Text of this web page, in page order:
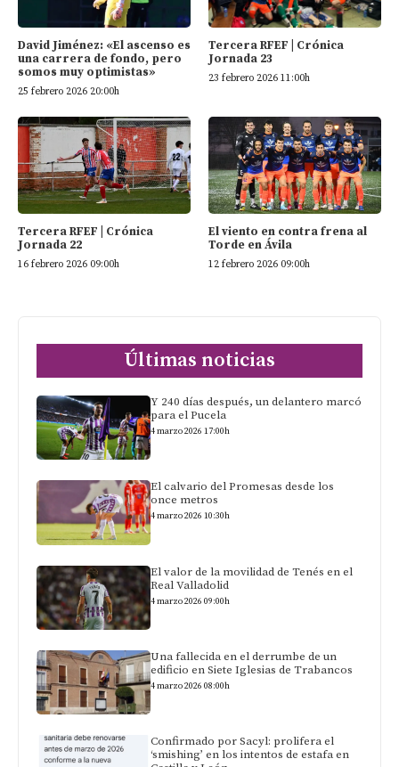
David Jiménez: «El ascenso es
una carrera de fondo, pero
somos muy optimistas»
25 febrero 2026 20:00h
Tercera RFEF | Crónica
Jornada 23
23 febrero 2026 11:00h
Tercera RFEF | Crónica
Jornada 22
16 febrero 2026 09:00h
El viento en contra frena al
Torde en Ávila
12 febrero 2026 09:00h
Últimas noticias
Y 240 días después, un delantero marcó
para el Pucela
4 marzo 2026 17:00h
El calvario del Promesas desde los
once metros
4 marzo 2026 10:30h
El valor de la movilidad de Tenés en el
Real Valladolid
4 marzo 2026 09:00h
Una fallecida en el derrumbe de un
edificio en Siete Iglesias de Trabancos
4 marzo 2026 08:00h
Confirmado por Sacyl: prolifera el
‘smishing’ en los intentos de estafa en